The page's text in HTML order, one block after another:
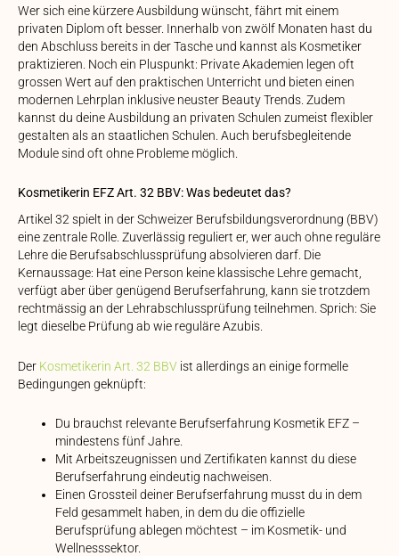
Wer sich eine kürzere Ausbildung wünscht, fährt mit einem
privaten Diplom oft besser. Innerhalb von zwölf Monaten hast du
den Abschluss bereits in der Tasche und kannst als Kosmetiker
praktizieren. Noch ein Pluspunkt: Private Akademien legen oft
grossen Wert auf den praktischen Unterricht und bieten einen
modernen Lehrplan inklusive neuster Beauty Trends. Zudem
kannst du deine Ausbildung an privaten Schulen zumeist flexibler
gestalten als an staatlichen Schulen. Auch berufsbegleitende
Module sind oft ohne Probleme möglich.
Kosmetikerin EFZ Art. 32 BBV: Was bedeutet das?
Artikel 32 spielt in der Schweizer Berufsbildungsverordnung (BBV)
eine zentrale Rolle. Zuverlässig reguliert er, wer auch ohne reguläre
Lehre die Berufsabschlussprüfung absolvieren darf. Die
Kernaussage: Hat eine Person keine klassische Lehre gemacht,
verfügt aber über genügend Berufserfahrung, kann sie trotzdem
rechtmässig an der Lehrabschlussprüfung teilnehmen. Sprich: Sie
legt dieselbe Prüfung ab wie reguläre Azubis.
Der Kosmetikerin Art. 32 BBV ist allerdings an einige formelle
Bedingungen geknüpft:
Du brauchst relevante Berufserfahrung Kosmetik EFZ –
mindestens fünf Jahre.
Mit Arbeitszeugnissen und Zertifikaten kannst du diese
Berufserfahrung eindeutig nachweisen.
Einen Grossteil deiner Berufserfahrung musst du in dem
Feld gesammelt haben, in dem du die offizielle
Berufsprüfung ablegen möchtest – im Kosmetik- und
Wellnesssektor.